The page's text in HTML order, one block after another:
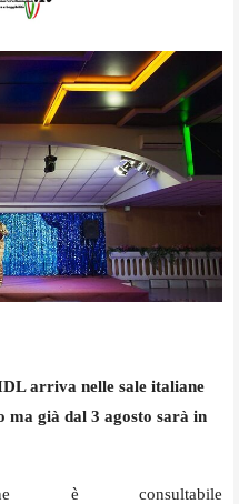
arriva nelle sale italiane
ma già dal 3 agosto sarà in
è consultabile